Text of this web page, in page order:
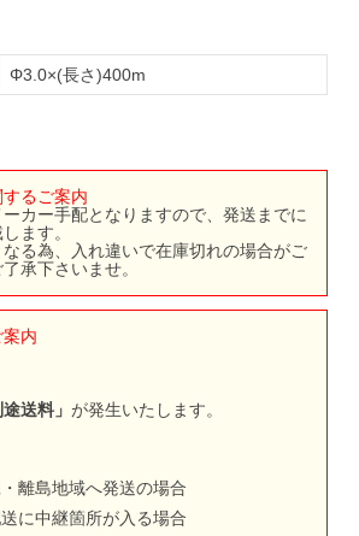
Φ3.0×(長さ)400m
るご案内
カー手配となりますので、発送までに
ます。
なる為、入れ違いで在庫切れの場合がご
承下さいませ。
内
途送料」 が発生いたします。
離島地域へ発送の場合
に中継箇所が入る場合